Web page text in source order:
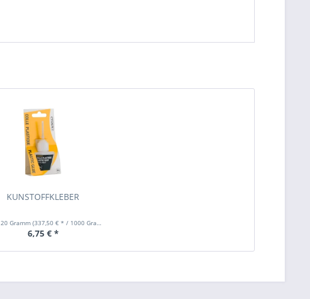
KUNSTOFFKLEBER
20 Gramm (337,50 € * / 1000 Gramm)
6,75 € *